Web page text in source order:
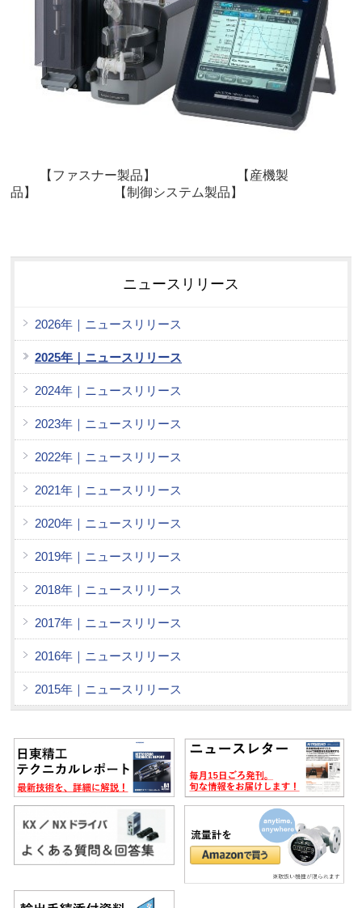
【ファスナー製品】 【産機製
品】 【制御システム製品】
ニュースリリース
2026年｜ニュースリリース
2025年｜ニュースリリース
2024年｜ニュースリリース
2023年｜ニュースリリース
2022年｜ニュースリリース
2021年｜ニュースリリース
2020年｜ニュースリリース
2019年｜ニュースリリース
2018年｜ニュースリリース
2017年｜ニュースリリース
2016年｜ニュースリリース
2015年｜ニュースリリース